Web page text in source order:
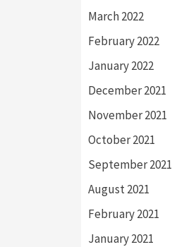
March 2022
February 2022
January 2022
December 2021
November 2021
October 2021
September 2021
August 2021
February 2021
January 2021